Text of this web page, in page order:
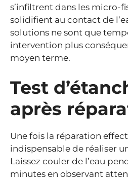
s’infiltrent dans les micro-
solidifient au contact de
solutions ne sont que
intervention plus
moyen terme.
Test
après
Une fois la réparation
indispensable de réaliser
Laissez couler de l’eau
minutes en observant